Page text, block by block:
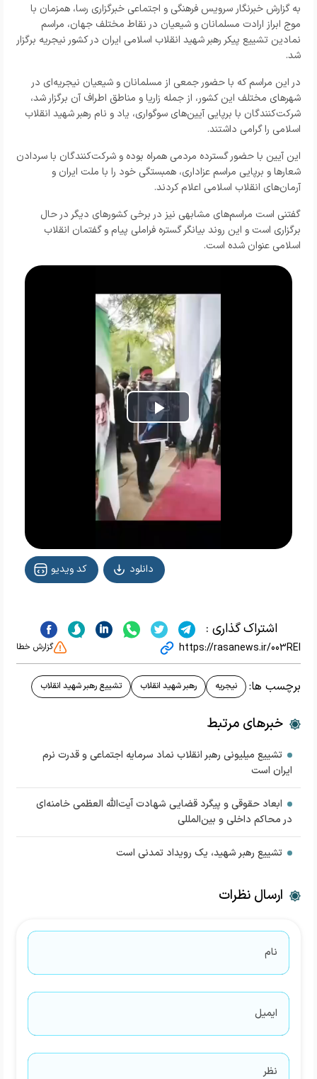
به گزارش خبرنگار سرویس فرهنگی و اجتماعی خبرگزاری رسا، همزمان با
موج ابراز ارادت مسلمانان و شیعیان در نقاط مختلف جهان، مراسم
نمادین تشییع پیکر رهبر شهید انقلاب اسلامی ایران در کشور نیجریه برگزار
شد.
در این مراسم که با حضور جمعی از مسلمانان و شیعیان نیجریه‌ای در
شهرهای مختلف این کشور، از جمله زاریا و مناطق اطراف آن برگزار شد،
شرکت‌کنندگان با برپایی آیین‌های سوگواری، یاد و نام رهبر شهید انقلاب
اسلامی را گرامی داشتند.
این آیین با حضور گسترده مردمی همراه بوده و شرکت‌کنندگان با سردادن
شعارها و برپایی مراسم عزاداری، همبستگی خود را با ملت ایران و
آرمان‌های انقلاب اسلامی اعلام کردند.
گفتنی است مراسم‌های مشابهی نیز در برخی کشورهای دیگر در حال
برگزاری است و این روند بیانگر گستره فراملی پیام و گفتمان انقلاب
اسلامی عنوان شده است.
Play
Video
کد ویدیو دانلود
اشتراک گذاری :
https://rasanews.ir/003REI گزارش خطا
برچسب ها: نیجریه رهبر شهید انقلاب تشییع رهبر شهید انقلاب
خبرهای مرتبط
تشییع میلیونی رهبر انقلاب نماد سرمایه اجتماعی و قدرت نرم
ایران است
ابعاد حقوقی و پیگرد قضایی شهادت آیت‌الله العظمی خامنه‌ای
در محاکم داخلی و بین‌المللی
تشییع رهبر شهید، یک رویداد تمدنی است
ارسال نظرات